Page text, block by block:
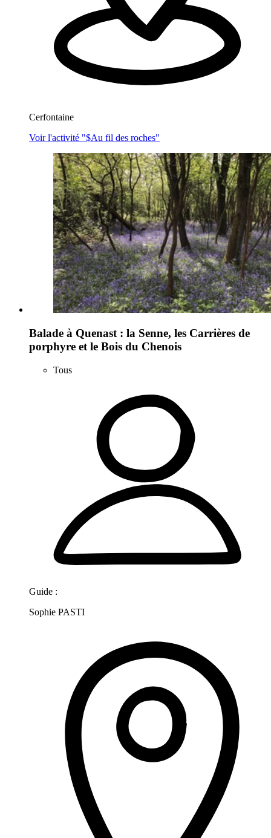
Cerfontaine
Voir l'activité "$Au fil des roches"
Balade à Quenast : la Senne, les Carrières de
porphyre et le Bois du Chenois
Tous
Guide :
Sophie PASTI